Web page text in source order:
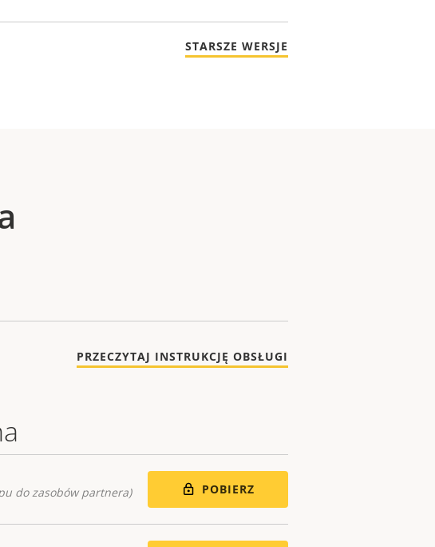
STARSZE WERSJE
PRZECZYTAJ INSTRUKCJĘ OBSŁUGI
do zasobów partnera) POBIERZ